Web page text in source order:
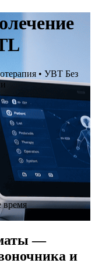
• УВТ Без
время
—
и